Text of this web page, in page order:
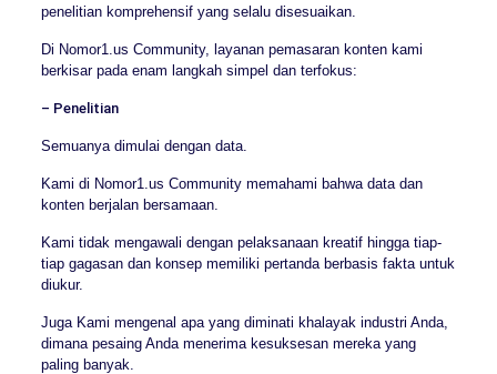
penelitian komprehensif yang selalu disesuaikan.
Di Nomor1.us Community, layanan pemasaran konten kami
berkisar pada enam langkah simpel dan terfokus:
– Penelitian
Semuanya dimulai dengan data.
Kami di Nomor1.us Community memahami bahwa data dan
konten berjalan bersamaan.
Kami tidak mengawali dengan pelaksanaan kreatif hingga tiap-
tiap gagasan dan konsep memiliki pertanda berbasis fakta untuk
diukur.
Juga Kami mengenal apa yang diminati khalayak industri Anda,
dimana pesaing Anda menerima kesuksesan mereka yang
paling banyak.